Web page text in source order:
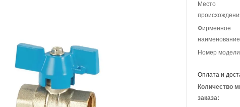
Место
Фирменное
Номер
Оплата и
Количество
заказа: